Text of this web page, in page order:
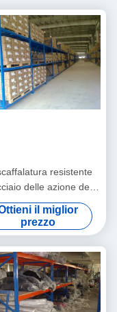
resistente
delle azione del
di tre livelli tormenta
industriale
il miglior
prezzo